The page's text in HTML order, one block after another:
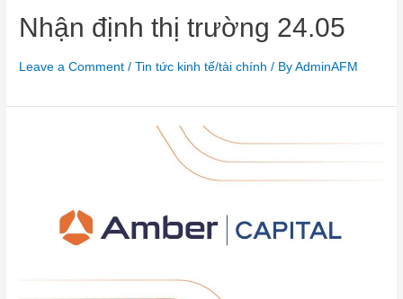
Nhận định thị trường 24.05
Leave a Comment /Tin tức kinh tế/tài chính / ByAdminAFM